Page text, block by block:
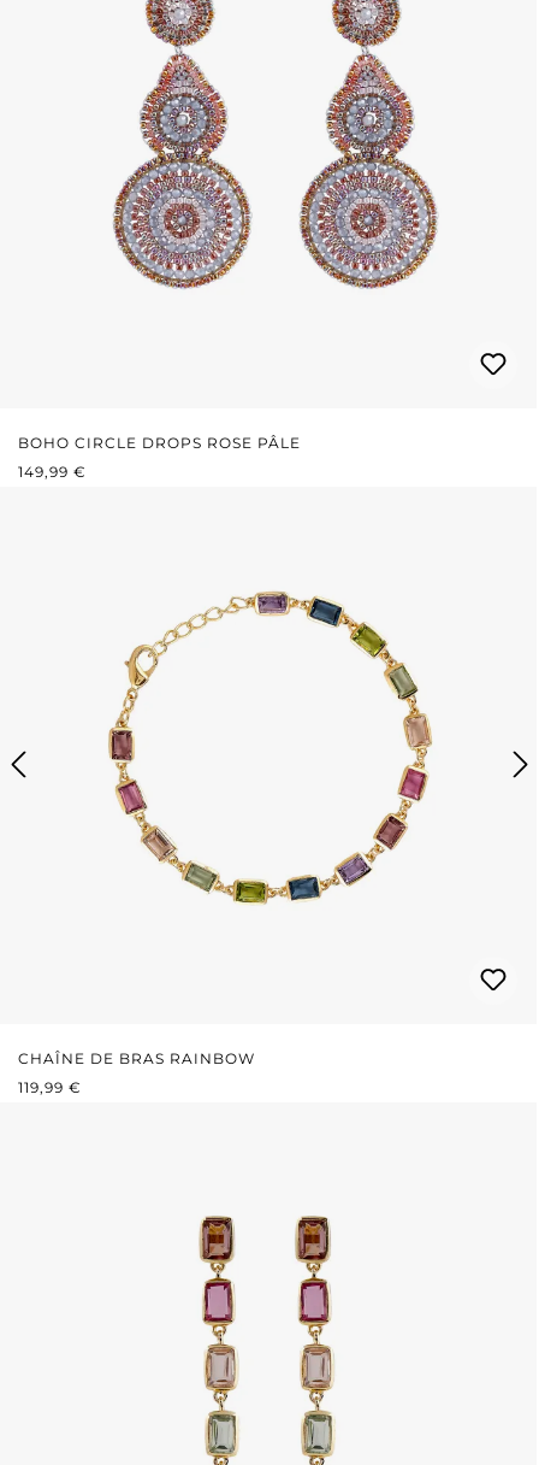
BOHO CIRCLE DROPS ROSE PÂLE
PRIX RÉGULIER :
149,99 €
CHAÎNE DE BRAS RAINBOW
PRIX RÉGULIER :
119,99 €